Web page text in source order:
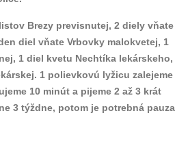
Brezy previsnutej, 2 diely vňate
diel vňate Vrbovky malokvetej, 1
1 diel kvetu Nechtíka lekárskeho,
1 polievkovú lyžicu zalejeme
10 minút a pijeme 2 až 3 krát
3 týždne, potom je potrebná pauza